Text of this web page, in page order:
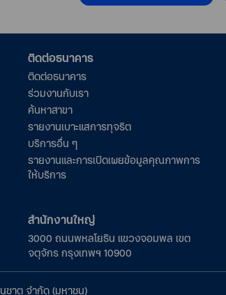
ติดต่อธนาคาร
ติดต่อธนาคาร
ร่วมงานกับเรา
ค้นหาสาขา
รายงานเบาะแสการทุจริต
บริการอื่น ๆ
รายงานและการเปิดเผยข้อมูลคุณภาพการ
ให้บริการ
สำนักงานใหญ่
3000 ถนนพหลโยธิน แขวงจอมพล เขต
จตุจักร กรุงเทพฯ 10900
ชาต จำกัด (มหาชน)